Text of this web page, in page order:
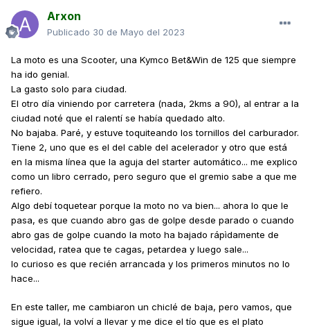
Arxon
Publicado 30 de Mayo del 2023
La moto es una Scooter, una Kymco Bet&Win de 125 que siempre
ha ido genial.
La gasto solo para ciudad.
El otro día viniendo por carretera (nada, 2kms a 90), al entrar a la
ciudad noté que el ralentí se había quedado alto.
No bajaba. Paré, y estuve toquiteando los tornillos del carburador.
Tiene 2, uno que es el del cable del acelerador y otro que está
en la misma línea que la aguja del starter automático... me explico
como un libro cerrado, pero seguro que el gremio sabe a que me
refiero.
Algo debí toquetear porque la moto no va bien... ahora lo que le
pasa, es que cuando abro gas de golpe desde parado o cuando
abro gas de golpe cuando la moto ha bajado rápìdamente de
velocidad, ratea que te cagas, petardea y luego sale...
lo curioso es que recién arrancada y los primeros minutos no lo
hace...
En este taller, me cambiaron un chiclé de baja, pero vamos, que
sigue igual, la volví a llevar y me dice el tío que es el plato